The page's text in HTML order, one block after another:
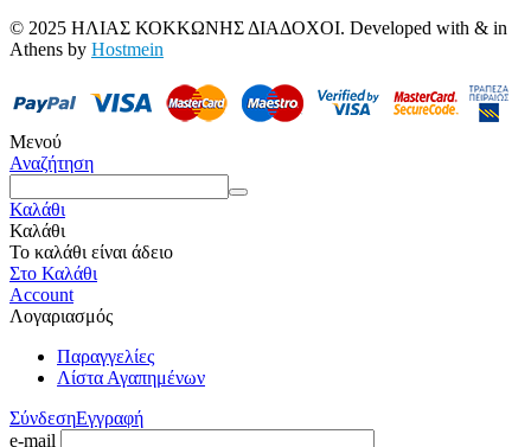
© 2025 ΗΛΙΑΣ ΚΟΚΚΩΝΗΣ ΔΙΑΔΟΧΟΙ. Developed with & in
Athens by Hostmein
Μενού
Αναζήτηση
Καλάθι
Καλάθι
Το καλάθι είναι άδειο
Στο Καλάθι
Account
Λογαριασμός
Παραγγελίες
Λίστα Αγαπημένων
ΣύνδεσηΕγγραφή
e-mail